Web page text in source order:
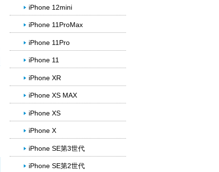
iPhone 12mini
iPhone 11ProMax
iPhone 11Pro
iPhone 11
iPhone XR
iPhone XS MAX
iPhone XS
iPhone X
iPhone SE第3世代
iPhone SE第2世代